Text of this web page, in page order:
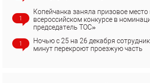
1
Копейчанка заняла призовое место
всероссийском конкурсе в
председатель ТОС»
1
Ночью с 25 на 26 декабря
минут перекроют проезжую часть